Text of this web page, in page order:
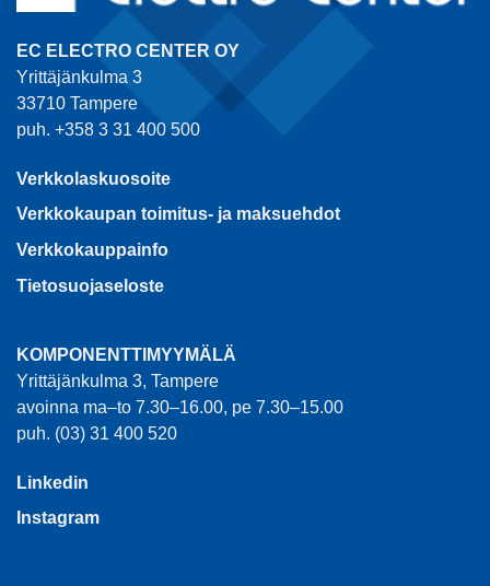
EC ELECTRO CENTER OY
Yrittäjänkulma 3
33710 Tampere
puh. +358 3 31 400 500
Verkkolaskuosoite
Verkkokaupan toimitus- ja maksuehdot
Verkkokauppainfo
Tietosuojaseloste
KOMPONENTTIMYYMÄLÄ
Yrittäjänkulma 3, Tampere
avoinna ma–to 7.30–16.00, pe 7.30–15.00
puh. (03) 31 400 520
Linkedin
Instagram